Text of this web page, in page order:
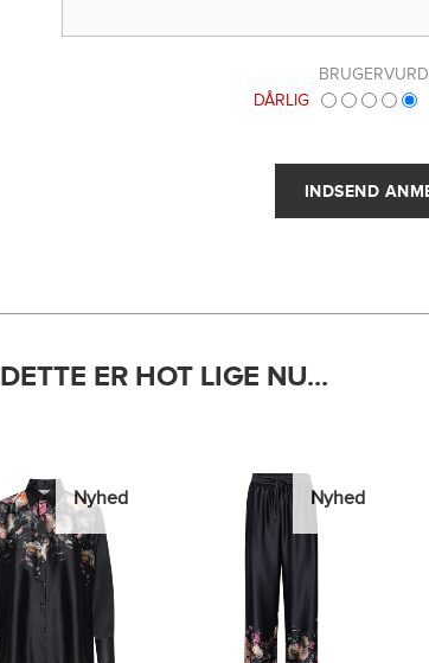
DÅRLIG
DETTE ER HOT LIGE NU...
Nyhed Nyhed